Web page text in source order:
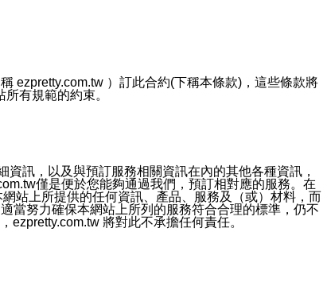
收到通知型訊息。
ezpretty.com.tw ）訂此合約(下稱本條款)，這些條款將
有規範的約束。
訊，以及與預訂服務相關資訊在內的其他各種資訊，
僅是便於您能夠通過我們，預訂相對應的服務。在
站上所提供的任何資訊、產品、服務及（或）材料，而
當努力確保本網站上所列的服務符合合理的標準，仍不
將對此不承擔任何責任。